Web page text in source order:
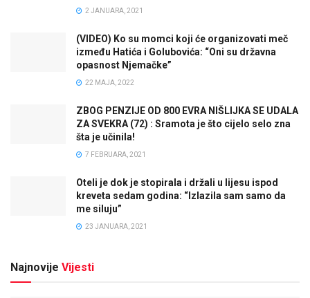
2 JANUARA, 2021
(VIDEO) Ko su momci koji će organizovati meč
između Hatića i Golubovića: “Oni su državna
opasnost Njemačke”
22 MAJA, 2022
ZBOG PENZIJE OD 800 EVRA NIŠLIJKA SE UDALA
ZA SVEKRA (72) : Sramota je što cijelo selo zna
šta je učinila!
7 FEBRUARA, 2021
Oteli je dok je stopirala i držali u lijesu ispod
kreveta sedam godina: “Izlazila sam samo da
me siluju”
23 JANUARA, 2021
Najnovije Vijesti